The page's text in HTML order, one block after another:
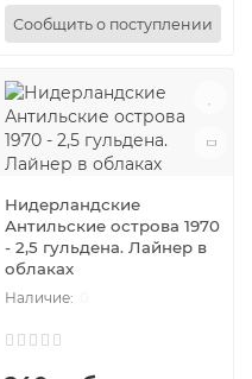
Сообщить о поступлении
Нидерландские
Антильские острова 1970
- 2,5 гульдена. Лайнер в
облаках